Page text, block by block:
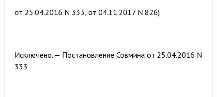
от 25.04.2016 N 333, от 04.11.2017 N 826)
Исключено. — Постановление Совмина от 25.04.2016 N
333